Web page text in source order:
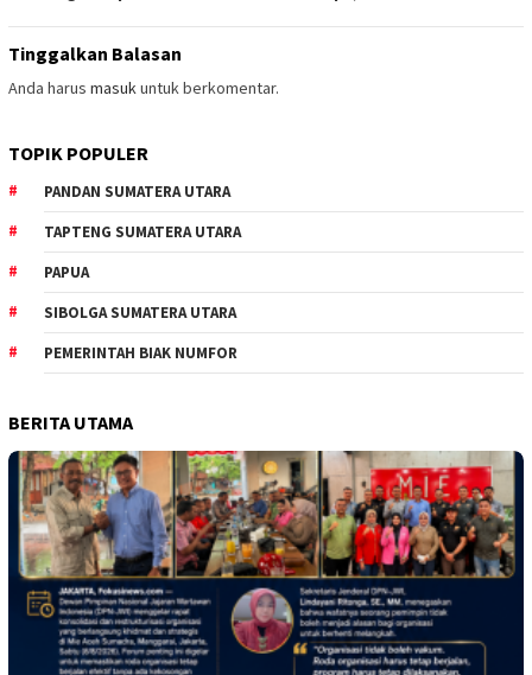
Tinggalkan Balasan
Anda harus masukuntuk berkomentar.
TOPIK POPULER
PANDAN SUMATERA UTARA
TAPTENG SUMATERA UTARA
PAPUA
SIBOLGA SUMATERA UTARA
PEMERINTAH BIAK NUMFOR
BERITA UTAMA